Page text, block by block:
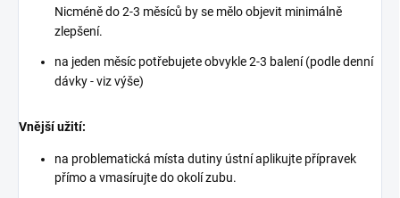
Nicméně do 2-3 měsíců by se mělo objevit minimálně
zlepšení.
na jeden měsíc potřebujete obvykle 2-3 balení (podle denní
dávky - viz výše)
Vnější užití:
na problematická místa dutiny ústní aplikujte přípravek
přímo a vmasírujte do okolí zubu.